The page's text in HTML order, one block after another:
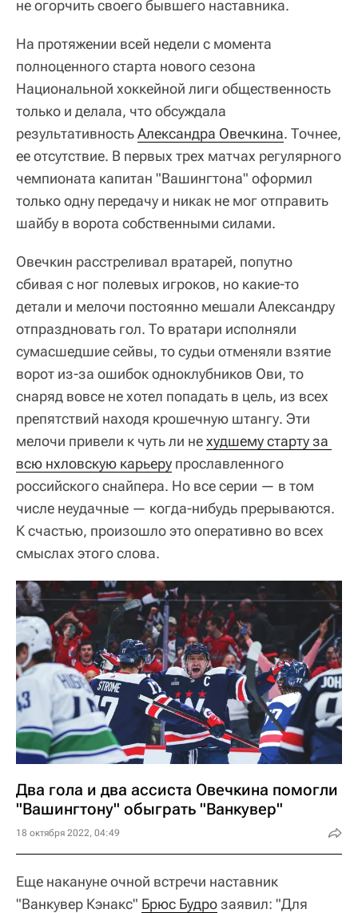
не огорчить своего бывшего наставника.
На протяжении всей недели с момента
полноценного старта нового сезона
Национальной хоккейной лиги общественность
только и делала, что обсуждала
результативностьАлександра Овечкина. Точнее,
ее отсутствие. В первых трех матчах регулярного
чемпионата капитан "Вашингтона" оформил
только одну передачу и никак не мог отправить
шайбу в ворота собственными силами.
Овечкин расстреливал вратарей, попутно
сбивая с ног полевых игроков, но какие-то
детали и мелочи постоянно мешали Александру
отпраздновать гол. То вратари исполняли
сумасшедшие сейвы, то судьи отменяли взятие
ворот из-за ошибок одноклубников Ови, то
снаряд вовсе не хотел попадать в цель, из всех
препятствий находя крошечную штангу. Эти
мелочи привели к чуть ли нехудшему старту за
всю нхловскую карьеру прославленного
российского снайпера. Но все серии — в том
числе неудачные — когда-нибудь прерываются.
К счастью, произошло это оперативно во всех
смыслах этого слова.
Два гола и два ассиста Овечкина помогли
"Вашингтону" обыграть "Ванкувер"
18 октября 2022, 04:49
Еще накануне очной встречи наставник
"Ванкувер Кэнакс" Брюс Будрозаявил: "Для